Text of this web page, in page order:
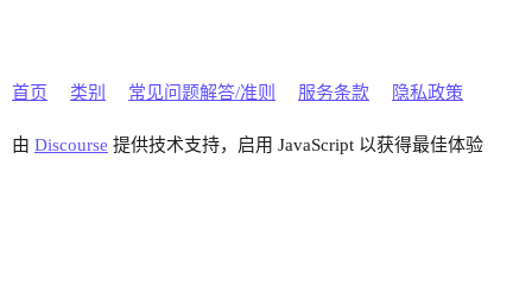
首页 类别 常见问题解答/准则 服务条款 隐私政策
由 Discourse 提供技术支持，启用 JavaScript 以获得最佳体验